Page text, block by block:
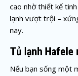
cao nhờ thiết kế
lạnh vượt trội –
nay.
Tủ lạnh Hafele
Nếu bạn sống một